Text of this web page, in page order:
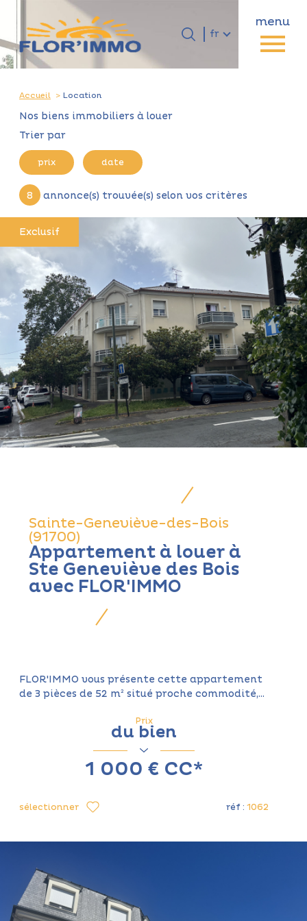
menu
fr
Accueil
Langue
Accueil Location
Nos biens immobiliers à louer
Trier par
prix date
8 annonce(s) trouvée(s) selon vos critères
Exclusif
Sainte-Geneviève-des-Bois
(91700)
Appartement à louer à
Ste Geneviève des Bois
avec FLOR'IMMO
FLOR'IMMO vous présente cette appartement
de 3 pièces de 52 m² situé proche commodité,...
Prix
du bien
1 000 € CC*
sélectionner réf : 1062